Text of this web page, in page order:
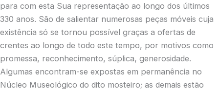
para com esta Sua representação ao longo dos últimos
330 anos. São de salientar numerosas peças móveis cuja
existência só se tornou possível graças a ofertas de
crentes ao longo de todo este tempo, por motivos como
promessa, reconhecimento, súplica, generosidade.
Algumas encontram-se expostas em permanência no
Núcleo Museológico do dito mosteiro; as demais estão